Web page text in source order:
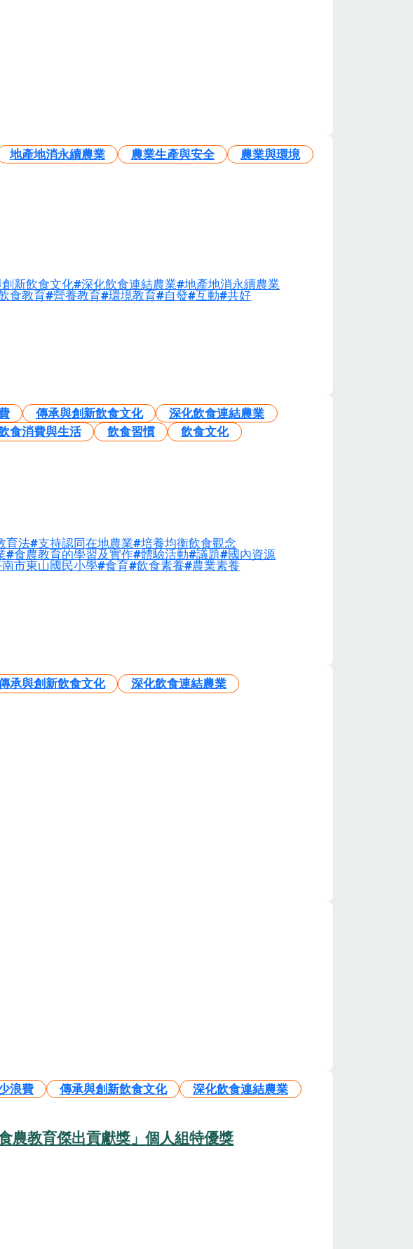
地產地消永續農業 農業生產與安全
農業與環境
新飲食文化 深化飲食連結農業 地產地消永續農業
食教育 營養教育 環境教育 自發 互動 共好
傳承與創新飲食文化
深化飲食連結農業
食消費與生活 飲食習慣 飲食文化
育法 支持認同在地農業 培養均衡飲食觀念
食農教育的學習及實作 體驗活動 議題 國內資源
市東山國民小學 食育 飲食素養 農業素養
承與創新飲食文化
深化飲食連結農業
浪費 傳承與創新飲食文化
深化飲食連結農業
農教育傑出貢獻獎」個人組特優獎